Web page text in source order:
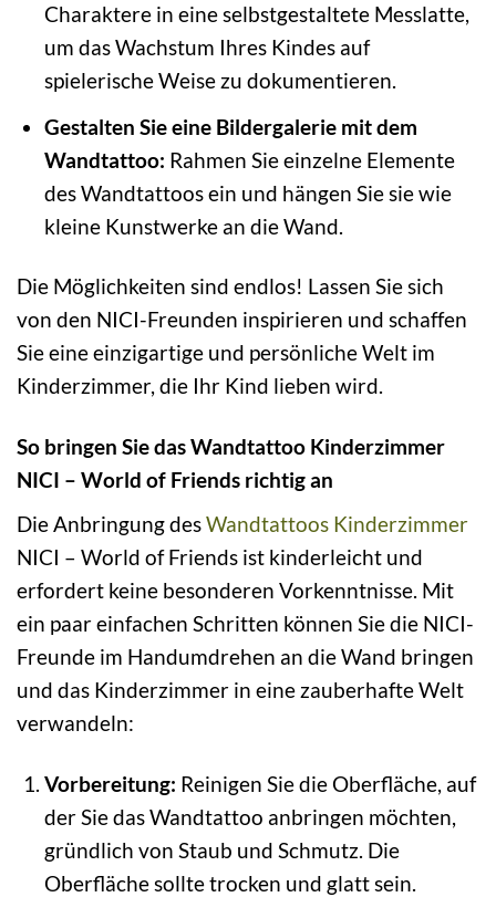
Charaktere in eine selbstgestaltete Messlatte,
um das Wachstum Ihres Kindes auf
spielerische Weise zu dokumentieren.
Gestalten Sie eine Bildergalerie mit dem
Wandtattoo: Rahmen Sie einzelne Elemente
des Wandtattoos ein und hängen Sie sie wie
kleine Kunstwerke an die Wand.
Die Möglichkeiten sind endlos! Lassen Sie sich
von den NICI-Freunden inspirieren und schaffen
Sie eine einzigartige und persönliche Welt im
Kinderzimmer, die Ihr Kind lieben wird.
So bringen Sie das Wandtattoo Kinderzimmer
NICI – World of Friends richtig an
Die Anbringung desWandtattoos Kinderzimmer
NICI – World of Friends ist kinderleicht und
erfordert keine besonderen Vorkenntnisse. Mit
ein paar einfachen Schritten können Sie die NICI-
Freunde im Handumdrehen an die Wand bringen
und das Kinderzimmer in eine zauberhafte Welt
verwandeln:
Vorbereitung: Reinigen Sie die Oberfläche, auf
der Sie das Wandtattoo anbringen möchten,
gründlich von Staub und Schmutz. Die
Oberfläche sollte trocken und glatt sein.